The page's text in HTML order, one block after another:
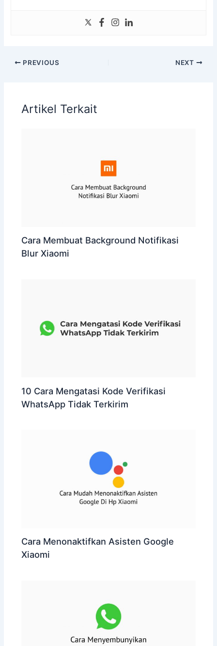
PREVIOUS NEXT
Artikel Terkait
Cara Membuat Background Notifikasi
Blur Xiaomi
10 Cara Mengatasi Kode Verifikasi
WhatsApp Tidak Terkirim
Cara Menonaktifkan Asisten Google
Xiaomi